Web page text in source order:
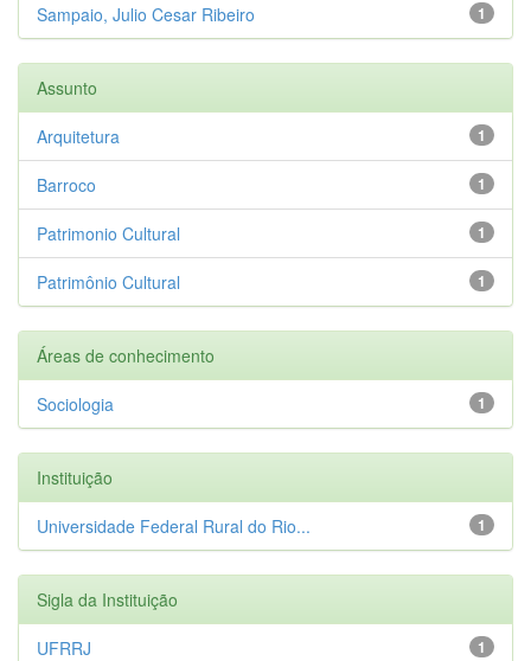
1
Sampaio, Julio Cesar Ribeiro
Assunto
1
Arquitetura
1
Barroco
1
Patrimonio Cultural
1
Patrimônio Cultural
Áreas de conhecimento
1
Sociologia
Instituição
1
Universidade Federal Rural do Rio...
Sigla da Instituição
1
UFRRJ